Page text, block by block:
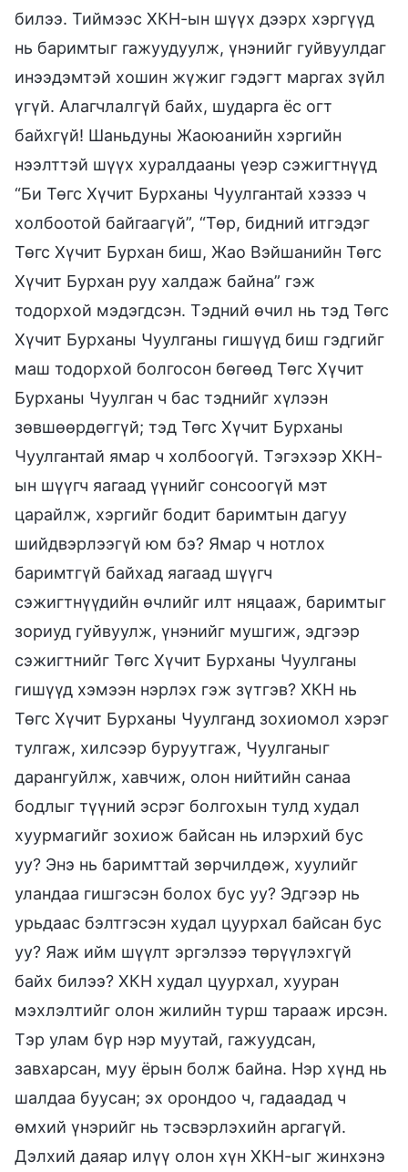
билээ. Тиймээс ХКН-ын шүүх дээрх хэргүүд
нь баримтыг гажуудуулж, үнэнийг гуйвуулдаг
инээдэмтэй хошин жүжиг гэдэгт маргах зүйл
үгүй. Алагчлалгүй байх, шударга ёс огт
байхгүй! Шаньдуны Жаоюанийн хэргийн
нээлттэй шүүх хуралдааны үеэр сэжигтнүүд
“Би Төгс Хүчит Бурханы Чуулгантай хэзээ ч
холбоотой байгаагүй”, “Төр, бидний итгэдэг
Төгс Хүчит Бурхан биш, Жао Вэйшанийн Төгс
Хүчит Бурхан руу халдаж байна” гэж
тодорхой мэдэгдсэн. Тэдний өчил нь тэд Төгс
Хүчит Бурханы Чуулганы гишүүд биш гэдгийг
маш тодорхой болгосон бөгөөд Төгс Хүчит
Бурханы Чуулган ч бас тэднийг хүлээн
зөвшөөрдөггүй; тэд Төгс Хүчит Бурханы
Чуулгантай ямар ч холбоогүй. Тэгэхээр ХКН-
ын шүүгч яагаад үүнийг сонсоогүй мэт
царайлж, хэргийг бодит баримтын дагуу
шийдвэрлээгүй юм бэ? Ямар ч нотлох
баримтгүй байхад яагаад шүүгч
сэжигтнүүдийн өчлийг илт няцааж, баримтыг
зориуд гуйвуулж, үнэнийг мушгиж, эдгээр
сэжигтнийг Төгс Хүчит Бурханы Чуулганы
гишүүд хэмээн нэрлэх гэж зүтгэв? ХКН нь
Төгс Хүчит Бурханы Чуулганд зохиомол хэрэг
тулгаж, хилсээр буруутгаж, Чуулганыг
дарангуйлж, хавчиж, олон нийтийн санаа
бодлыг түүний эсрэг болгохын тулд худал
хуурмагийг зохиож байсан нь илэрхий бус
уу? Энэ нь баримттай зөрчилдөж, хуулийг
уландаа гишгэсэн болох бус уу? Эдгээр нь
урьдаас бэлтгэсэн худал цуурхал байсан бус
уу? Яаж ийм шүүлт эргэлзээ төрүүлэхгүй
байх билээ? ХКН худал цуурхал, хууран
мэхлэлтийг олон жилийн турш тарааж ирсэн.
Тэр улам бүр нэр муутай, гажуудсан,
завхарсан, муу ёрын болж байна. Нэр хүнд нь
шалдаа буусан; эх орондоо ч, гадаадад ч
өмхий үнэрийг нь тэсвэрлэхийн аргагүй.
Дэлхий даяар илүү олон хүн ХКН-ыг жинхэнэ